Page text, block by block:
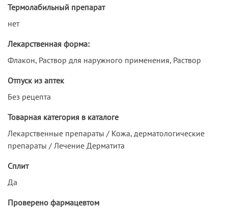
Термолабильный препарат
нет
Лекарственная форма:
Флакон, Раствор для наружного применения, Раствор
Отпуск из аптек
Без рецепта
Товарная категория в каталоге
Лекарственные препараты / Кожа, дерматологические
препараты / Лечение Дерматита
Сплит
Да
Проверено фармацевтом